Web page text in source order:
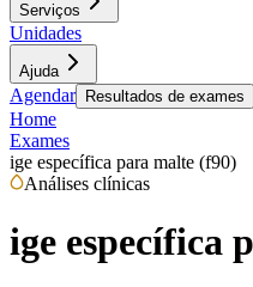
Serviços
Unidades
Ajuda
Agendar Resultados de exames
Home
Exames
ige específica para malte (f90)
Análises clínicas
ige específica